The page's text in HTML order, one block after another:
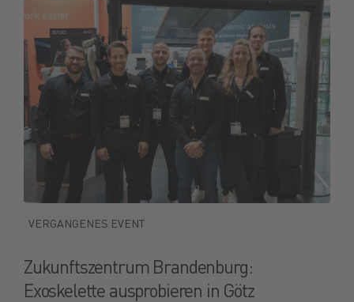
VERGANGENES EVENT
Zukunftszentrum Brandenburg:
Exoskelette ausprobieren in Götz